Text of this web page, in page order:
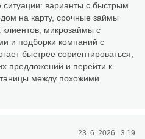
ситуации: варианты с быстрым
на карту, срочные займы
микрозаймы с
и подборки компаний с
быстрее сориентироваться,
предложений и перейти к
между похожими
23. 6. 2026 | 3.19